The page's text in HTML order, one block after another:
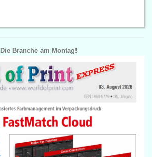
Die Branche am Montag!